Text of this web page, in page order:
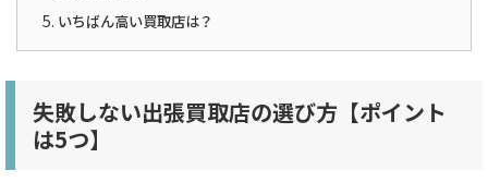
いちばん高い買取店は？
失敗しない出張買取店の選び方【ポイント
は5つ】